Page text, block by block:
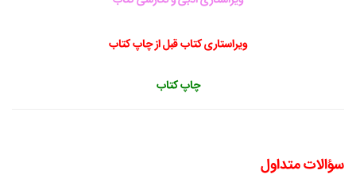
ویراستاری کتاب قبل از چاپ کتاب
چاپ کتاب
سؤالات متداول